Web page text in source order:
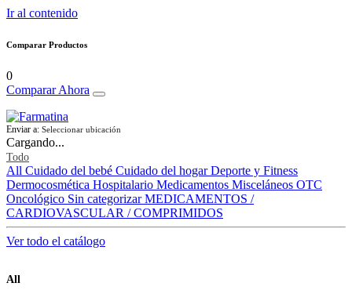
Ir al contenido
Comparar Productos
0
Comparar Ahora
Enviar a: Seleccionar ubicación
Cargando...
Todo
All Cuidado del bebé Cuidado del hogar Deporte y Fitness
Dermocosmética Hospitalario Medicamentos Misceláneos OTC
Oncológico Sin categorizar MEDICAMENTOS /
CARDIOVASCULAR / COMPRIMIDOS
Ver todo el catálogo
All